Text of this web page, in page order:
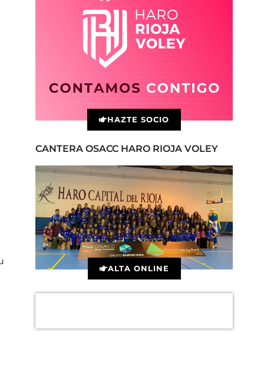
HAZTE SOCIO
CANTERA OSACC HARO RIOJA VOLEY
ALTA ONLINE